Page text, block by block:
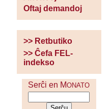
Oftaj demandoj
>> Retbutiko
>> Ĉefa FEL-
indekso
Serĉi en MONATO